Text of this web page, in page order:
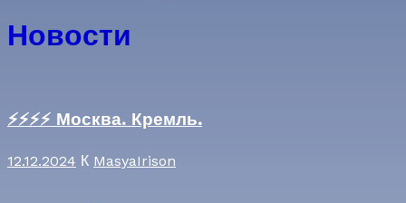
Новости
⚡️⚡️⚡️⚡️ Москва. Кремль.
12.12.2024 К MasyaIrison